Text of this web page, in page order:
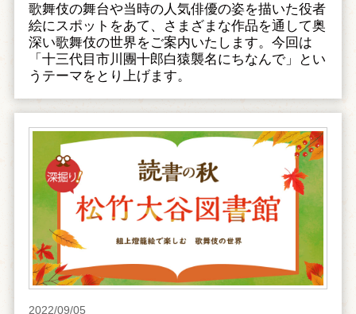
歌舞伎の舞台や当時の人気俳優の姿を描いた役者
絵にスポットをあて、さまざまな作品を通して奥
深い歌舞伎の世界をご案内いたします。今回は
「十三代目市川團十郎白猿襲名にちなんで」とい
うテーマをとり上げます。
2022/09/05